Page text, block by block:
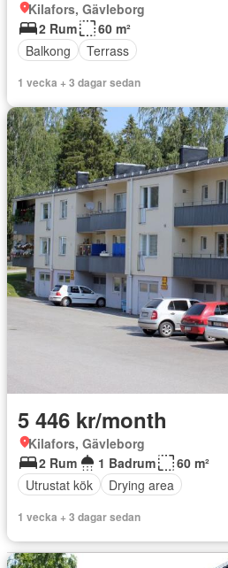
Kilafors, Gävleborg
2 Rum
60 m²
Balkong
Terrass
1 vecka + 3 dagar sedan
5 446 kr/month
Kilafors, Gävleborg
2 Rum
1 Badrum
60 m²
Utrustat kök
Drying area
1 vecka + 3 dagar sedan